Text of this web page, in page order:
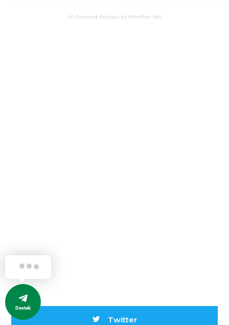
AI-Powered Analysis by MeoMan Bot
Twitter
Destek